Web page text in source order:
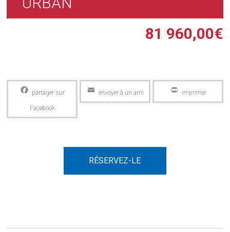
81 960,00€
Facebook Email PrintFriendly
RÉSERVEZ-LE